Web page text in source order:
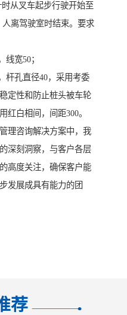
从叉车起步行驶开始至
离驾驶室时结束。要求
宽50；
杆孔直径40，采用考委
定性和防止桩头被车轮
红白相间，间距300。
理咨询解决方案中，我
深刻洞察，与客户各层
高度关注，确保客户能
发展成具有能力的团
荐